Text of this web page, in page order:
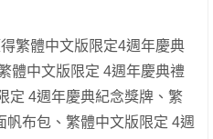
繁體中文版限定4週年慶典
體中文版限定 4週年慶典禮
定 4週年慶典紀念獎牌、繁
帆布包、繁體中文版限定 4週